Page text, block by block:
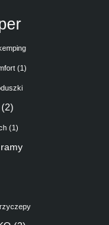
(1)
(2)
(1)